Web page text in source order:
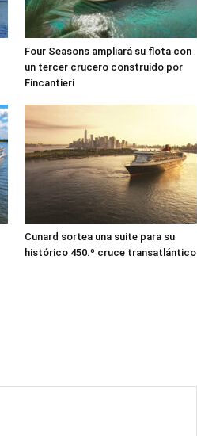
Four Seasons ampliará su flota con
un tercer crucero construido por
Fincantieri
Cunard sortea una suite para su
histórico 450.º cruce transatlántico